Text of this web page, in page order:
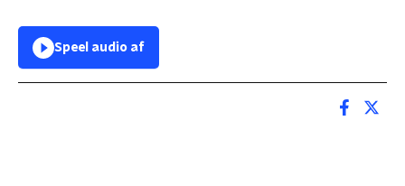
Speel audio af